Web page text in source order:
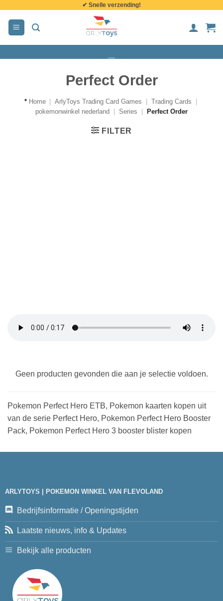
inhoud
✔ Snelle verzending!
Perfect Order
* Home ArlyToys Trading Card Games Trading Cards
pokemonwinkel nederland
Series Perfect Order
FILTER
Geen producten gevonden die aan je selectie voldoen.
Pokemon Perfect Hero ETB, Pokemon kaarten kopen uit
van de serie Perfect Hero, Pokemon Perfect Hero Booster
Pack, Pokemon Perfect Hero 3 booster blister kopen
ARLYTOYS | POKEMON WINKEL VAN FLEVOLAND
Bedrijfsinformatie / Openingstijden
Laatste nieuws, info & Updates
Bekijk alle producten